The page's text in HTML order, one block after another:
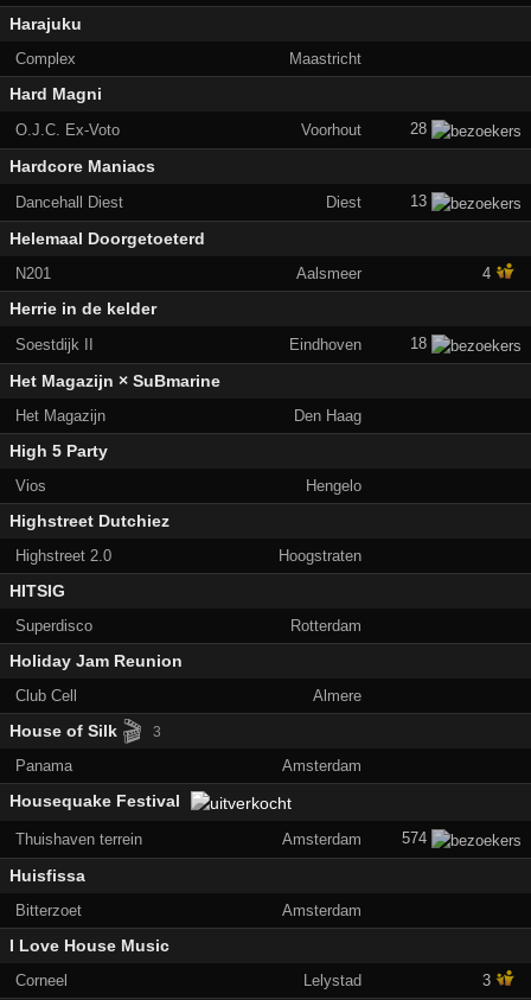
Harajuku
Complex Maastricht
Hard Magni
O.J.C. Ex-Voto Voorhout 28
Hardcore Maniacs
Dancehall Diest Diest 13
Helemaal Doorgetoeterd
N201 Aalsmeer 4
Herrie in de kelder
Soestdijk II Eindhoven 18
Het Magazijn × SuBmarine
Het Magazijn Den Haag
High 5 Party
Vios Hengelo
Highstreet Dutchiez
Highstreet 2.0 Hoogstraten
HITSIG
Superdisco Rotterdam
Holiday Jam Reunion
Club Cell Almere
House of Silk 🎬 3
Panama Amsterdam
Housequake Festival
Thuishaven terrein Amsterdam 574
Huisfissa
Bitterzoet Amsterdam
I Love House Music
Corneel Lelystad 3